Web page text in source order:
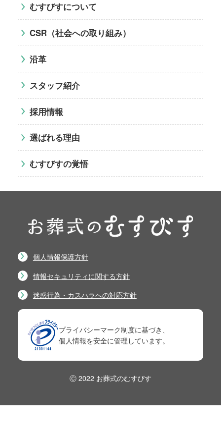
むすびすについて
CSR（社会への取り組み）
沿革
スタッフ紹介
採用情報
選ばれる理由
むすびすの覚悟
個人情報保護方針
情報セキュリティに関する方針
迷惑行為・カスハラへの対応方針
プライバシーマーク制度に基づき、
個人情報を安全に管理しています。
Ⓒ 2022 お葬式のむすびす